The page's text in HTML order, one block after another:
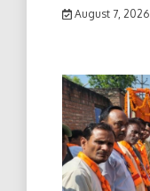
August 7, 2026